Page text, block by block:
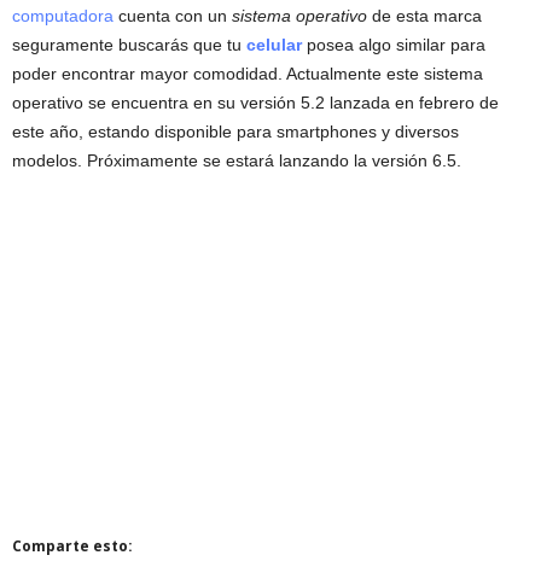
computadora cuenta con un sistema operativo de esta marca
seguramente buscarás que tu celularposea algo similar para
poder encontrar mayor comodidad. Actualmente este sistema
operativo se encuentra en su versión 5.2 lanzada en febrero de
este año, estando disponible para smartphones y diversos
modelos. Próximamente se estará lanzando la versión 6.5.
Comparte esto: